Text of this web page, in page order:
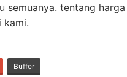
semuanya. tentang
kami.
Buffer